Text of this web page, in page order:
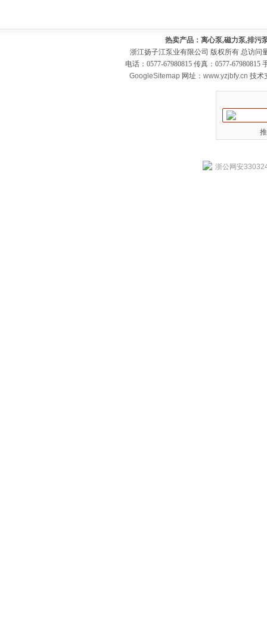
热卖产品：离心泵,磁力泵,排污
浙江扬子江泵业有限公司 版权所有 总访问
电话：0577-67980815 传真：0577-
GoogleSitemap 网址： www.yzjbfy.cn 技术
浙公网安